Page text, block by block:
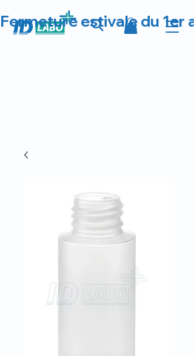
Fermeture estivale du 1er